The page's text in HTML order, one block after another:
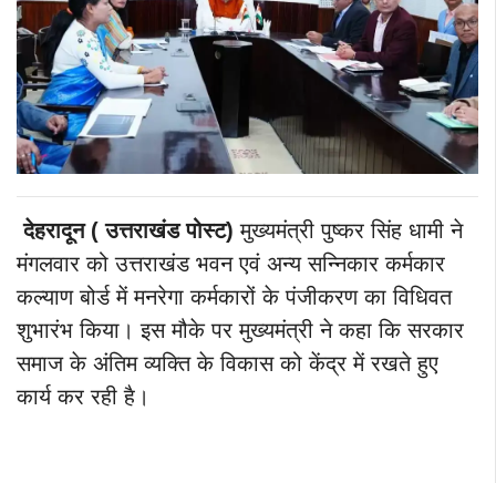
देहरादून ( उत्तराखंड पोस्ट) मुख्यमंत्री पुष्कर सिंह धामी ने
मंगलवार को उत्तराखंड भवन एवं अन्य सन्निकार कर्मकार
कल्याण बोर्ड में मनरेगा कर्मकारों के पंजीकरण का विधिवत
शुभारंभ किया। इस मौके पर मुख्यमंत्री ने कहा कि सरकार
समाज के अंतिम व्यक्ति के विकास को केंद्र में रखते हुए
कार्य कर रही है।